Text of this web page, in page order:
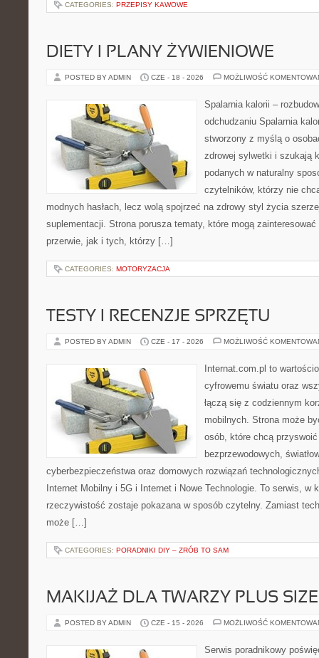
CATEGORIES: PRZEPISY KAWOWE
DIETY I PLANY ŻYWIENIOWE
POSTED BY ADMIN CZE - 18 - 2026 MOŻLIWOŚĆ
Spalarnia kalorii –
odchudzaniu Spalarnia
stworzony z myślą o
zdrowej sylwetki i szukają
podanych w naturalny
czytelników, którzy nie
modnych hasłach, lecz wolą spojrzeć na zdrowy styl życia
suplementacji. Strona porusza tematy, które mogą
przerwie, jak i tych, którzy […]
CATEGORIES: MOTORYZACJA
TESTY I RECENZJE SPRZĘTU
POSTED BY ADMIN CZE - 17 - 2026 MOŻLIWOŚĆ
Internat.com.pl to
cyfrowemu światu oraz
łączą się z codziennym
mobilnych. Strona może
osób, które chcą
bezprzewodowych,
cyberbezpieczeństwa oraz domowych rozwiązań
Internet Mobilny i 5G i Internet i Nowe Technologie. To serwis, w
rzeczywistość zostaje pokazana w sposób czytelny. Zamiast
może […]
CATEGORIES: PORADNIKI DIY – ZRÓB TO SAM
MAKIJAŻ DLA TWARZY PLUS SIZE
POSTED BY ADMIN CZE - 15 - 2026 MOŻLIWOŚĆ
Serwis poradnikowy